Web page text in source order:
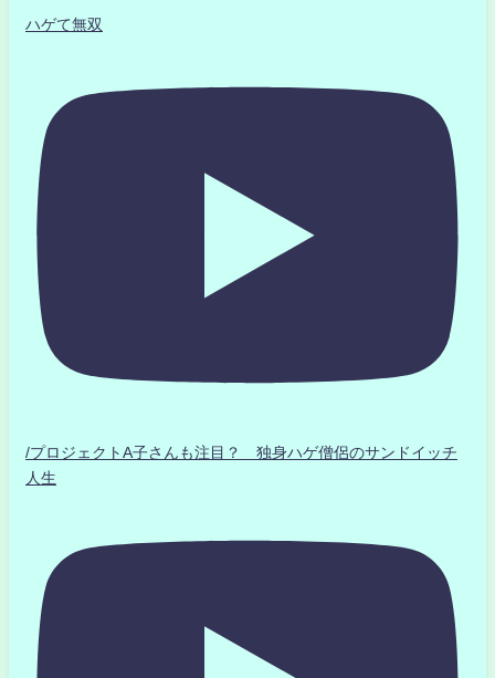
ハゲて無双
/プロジェクトA子さんも注目？ 独身ハゲ僧侶のサンドイッチ
人生